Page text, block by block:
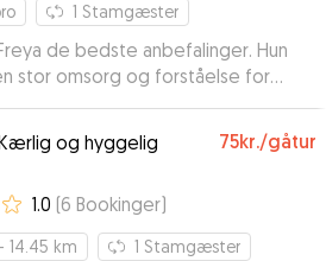
1 Stamgæster
de bedste anbefalinger. Hun
stor omsorg og forståelse for
Vi booker meget gerne Freya
gang.
og hyggelig
75kr./gåtur
1.0 (6 Bookinger)
- 14.45 km 1 Stamgæster